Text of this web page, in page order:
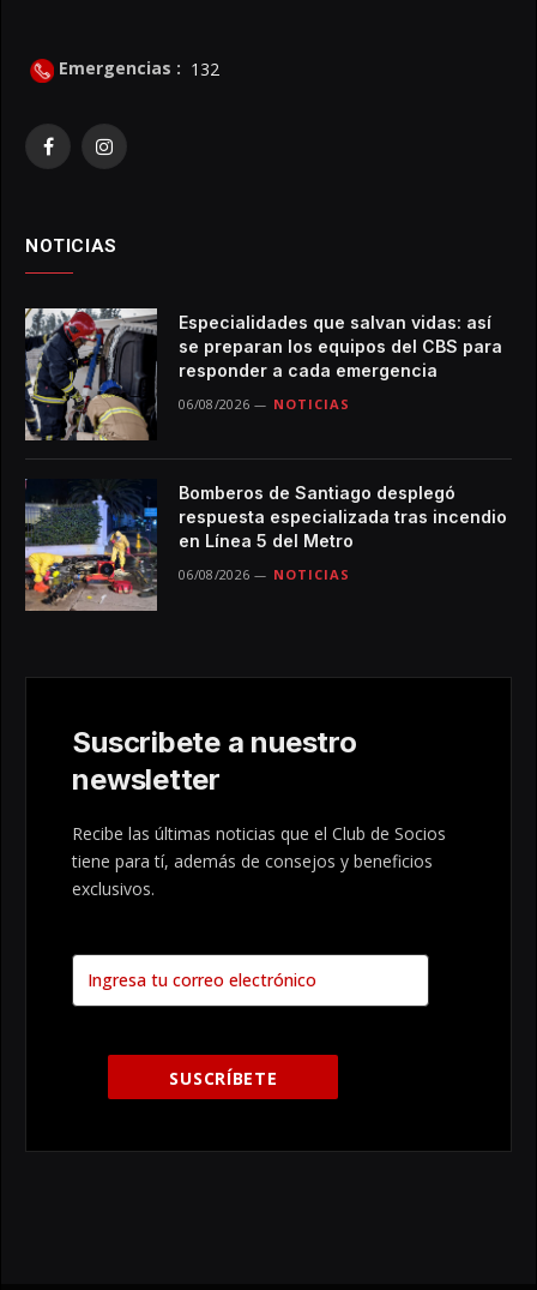
Emergencias : 132
FacebookInstagram
NOTICIAS
Especialidades que salvan vidas: así
se preparan los equipos del CBS para
responder a cada emergencia
06/08/2026 NOTICIAS
Bomberos de Santiago desplegó
respuesta especializada tras incendio
en Línea 5 del Metro
06/08/2026 NOTICIAS
Suscribete a nuestro
newsletter
Recibe las últimas noticias que el Club de Socios
tiene para tí, además de consejos y beneficios
exclusivos.